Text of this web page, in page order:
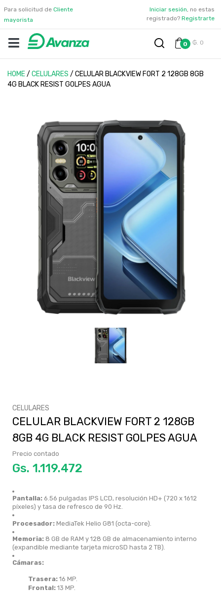
Para solicitud de Cliente
mayorista
Iniciar sesión, no estas
registrado? Registrarte
0 ₲. 0
HOME/ CELULARES / CELULAR BLACKVIEW FORT 2 128GB 8GB
4G BLACK RESIST GOLPES AGUA
CELULARES
CELULAR BLACKVIEW FORT 2 128GB
8GB 4G BLACK RESIST GOLPES AGUA
Precio contado
Gs.
Pantalla: 6.56 pulgadas IPS LCD, resolución HD+ (720 x 1612
píxeles) y tasa de refresco de 90 Hz.
Procesador: MediaTek Helio G81 (octa-core).
Memoria: 8 GB de RAM y 128 GB de almacenamiento interno
(expandible mediante tarjeta microSD hasta 2 TB).
Cámaras:
Trasera: 16 MP.
Frontal: 13 MP.